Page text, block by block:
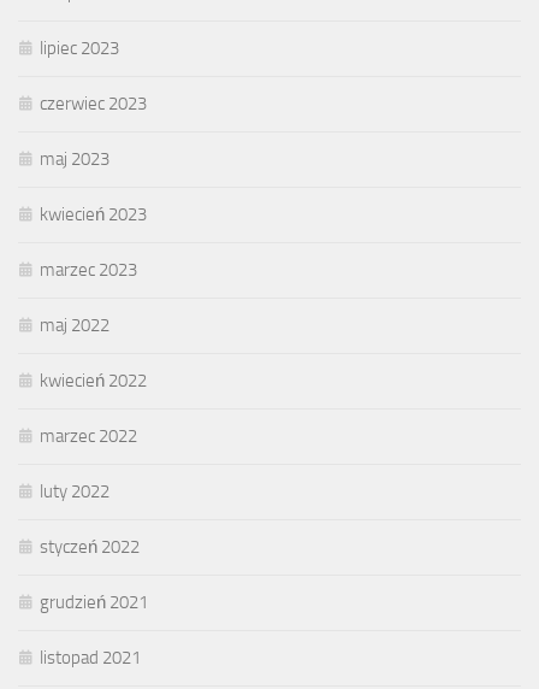
lipiec 2023
czerwiec 2023
maj 2023
kwiecień 2023
marzec 2023
maj 2022
kwiecień 2022
marzec 2022
luty 2022
styczeń 2022
grudzień 2021
listopad 2021